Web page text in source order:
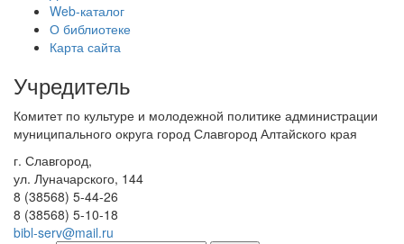
Web-каталог
О библиотеке
Карта сайта
Учредитель
Комитет по культуре и молодежной политике администрации
муниципального округа город Славгород Алтайского края
г. Славгород,
ул. Луначарского, 144
8 (38568) 5-44-26
8 (38568) 5-10-18
bibl-serv@mail.ru